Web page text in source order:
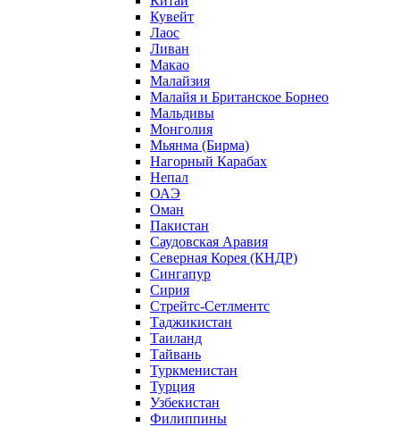
Кувейт
Лаос
Ливан
Макао
Малайзия
Малайя и Британское Борнео
Мальдивы
Монголия
Мьянма (Бирма)
Нагорный Карабах
Непал
ОАЭ
Оман
Пакистан
Саудовская Аравия
Северная Корея (КНДР)
Сингапур
Сирия
Стрейтс-Сетлментс
Таджикистан
Таиланд
Тайвань
Туркменистан
Турция
Узбекистан
Филиппины